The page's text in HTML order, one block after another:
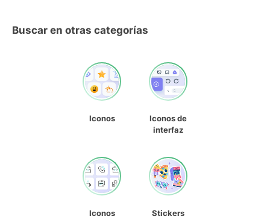
Buscar en otras categorías
Iconos
Iconos de
interfaz
Iconos
Stickers